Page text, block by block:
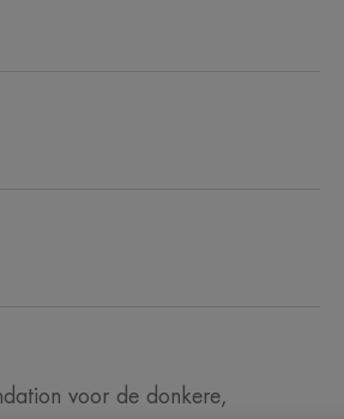
voor de donkere,